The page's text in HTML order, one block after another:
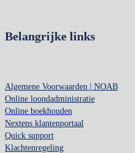
Belangrijke links
Algemene Voorwaarden | NOAB
Online loondadministratie
Online boekhouden
Nextens klantenportaal
Quick support
Klachtenregeling